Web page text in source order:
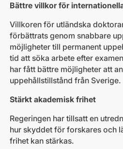
Bättre villkor för
Villkoren för utländska
förbättrats genom snabbare
möjligheter till permanent
tid att söka arbete efter
har fått bättre möjligheter att
uppehållstillstånd från Sverige.
Stärkt akademisk frihet
Regeringen har tillsatt en
hur skyddet för forskares och
frihet kan stärkas.